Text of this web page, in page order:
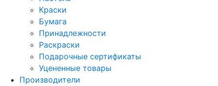
Краски
Бумага
Принадлежности
Раскраски
Подарочные сертификаты
Уцененные товары
Производители